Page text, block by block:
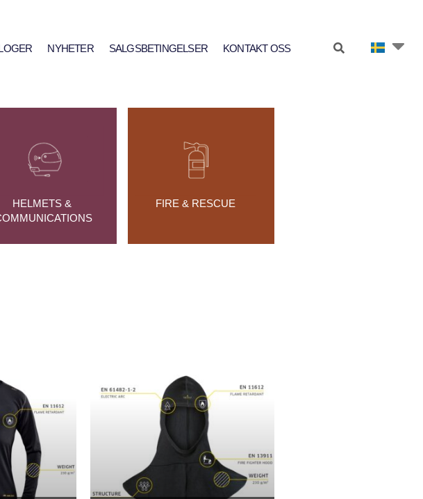
NYHETER SALGSBETINGELSER KONTAKT OSS
HELMETS &
FIRE & RESCUE